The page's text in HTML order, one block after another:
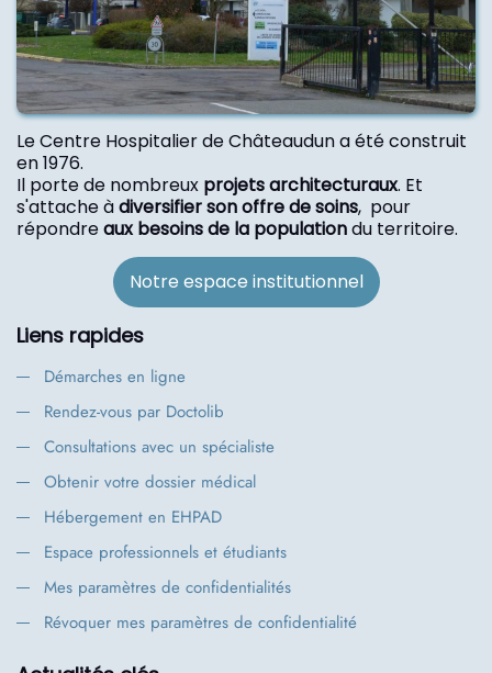
Le Centre Hospitalier de Châteaudun a été construit
en 1976.
Il porte de nombreux projets architecturaux. Et
s'attache àdiversifier son offre de soins, pour
répondreaux besoins de la populationdu territoire.
Notre espace institutionnel
Liens rapides
Démarches en ligne
Rendez-vous par Doctolib
Consultations avec un spécialiste
Obtenir votre dossier médical
Hébergement en EHPAD
Espace professionnels et étudiants
Mes paramètres de confidentialités
Révoquer mes paramètres de confidentialité